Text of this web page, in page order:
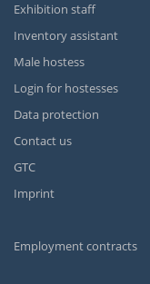
Exhibition staff
Inventory assistant
Male hostess
Login for hostesses
Data protection
Contact us
GTC
Imprint
Employment contracts